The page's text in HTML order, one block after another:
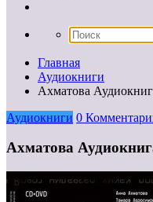
Главная
Аудиокниги
Ахматова
Аудиокниги 0
Ахматова